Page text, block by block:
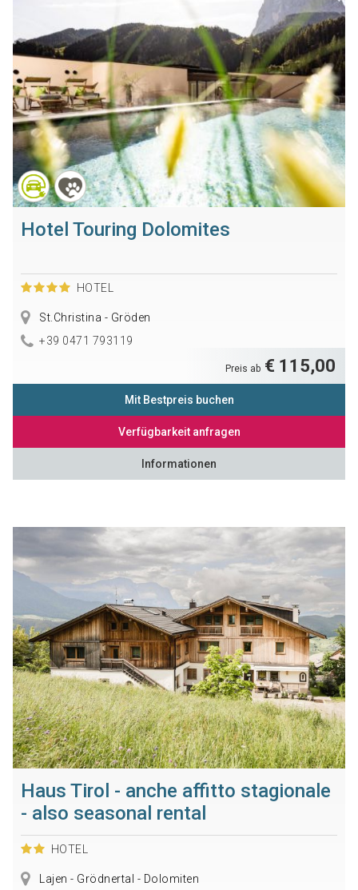
Hotel Touring Dolomites
HOTEL
St.Christina - Gröden
+39 0471 793119
Preis ab € 115,00
Mit Bestpreis buchen
Verfügbarkeit anfragen
Informationen
Haus Tirol - anche affitto stagionale
- also seasonal rental
HOTEL
Lajen - Grödnertal - Dolomiten